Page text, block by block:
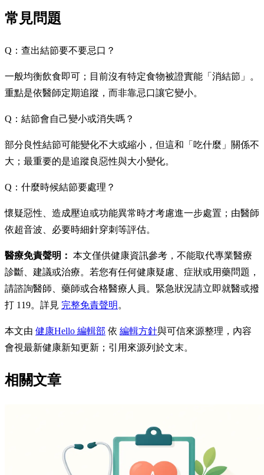
常見問題
Q：查出結節要不要忌口？
一般均衡飲食即可；目前沒有特定食物被證實能「消結節」。
重點是依醫師定期追蹤，而非靠忌口讓它變小。
Q：結節會自己變小或消失嗎？
部分良性結節可能變化不大或縮小，但這和「吃什麼」關係不
大；最重要的是追蹤良惡性與大小變化。
Q：什麼時候結節要處理？
懷疑惡性、造成壓迫或功能異常時才考慮進一步處置；由醫師
依超音波、必要時細針穿刺等評估。
醫療免責聲明： 本文僅供健康資訊參考，不能取代專業醫療
診斷、建議或治療。若您有任何健康疑慮、症狀或用藥問題，
請諮詢醫師、藥師或合格醫療人員。緊急狀況請立即就醫或撥
打 119。詳見 完整免責聲明 。
本文由 健康Hello 編輯部 依 編輯方針與可信來源整理，內容
會視最新健康新知更新；引用來源列於文末。
相關文章